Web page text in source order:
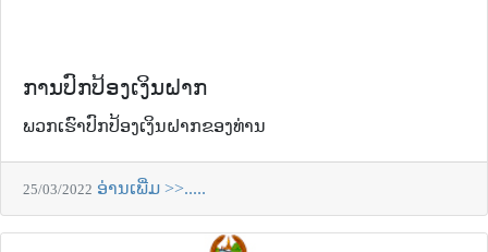
ການປົກປ້ອງເງິນຝາກ
ພວກເຮົາປົກປ້ອງເງິນຝາກຂອງທ່ານ
25/03/2022 ອ່ານເພີ່ມ >>.....